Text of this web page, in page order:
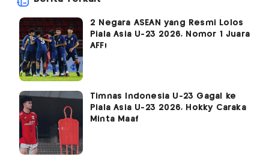
2 Negara ASEAN yang Resmi Lolos
Piala Asia U-23 2026, Nomor 1 Juara
AFF!
Timnas Indonesia U-23 Gagal ke
Piala Asia U-23 2026, Hokky Caraka
Minta Maaf